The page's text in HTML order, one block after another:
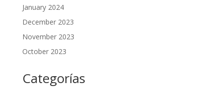
January 2024
December 2023
November 2023
October 2023
Categorías